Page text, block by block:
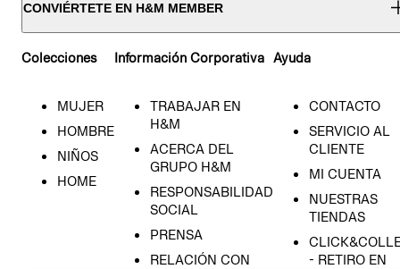
CONVIÉRTETE EN H&M MEMBER
Colecciones
MUJER
HOMBRE
NIÑOS
HOME
Información Corporativa
TRABAJAR EN
H&M
ACERCA DEL
GRUPO H&M
RESPONSABILIDAD
SOCIAL
PRENSA
RELACIÓN CON
Ayuda
CONTACTO
SERVICIO AL
CLIENTE
MI CUENTA
NUESTRAS
TIENDAS
- RETIRO EN